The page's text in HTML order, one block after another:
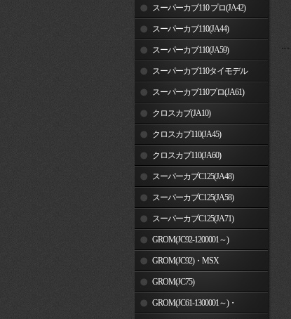
スーパーカブ110 プロ(JA42)
スーパーカブ110(JA44)
スーパーカブ110(JA59)
スーパーカブ110タイモデル
(MLHJA56)
スーパーカブ110プロ(JA61)
クロスカブ(JA10)
クロスカブ110(JA45)
クロスカブ110(JA60)
スーパーカブC125(JA48)
スーパーカブC125(JA58)
スーパーカブC125(JA71)
GROM(JC92-1200001～)
GROM(JC92)・MSX
GROM(MLHJC92)
GROM(JC75)
GROM(JC61-1300001～)・